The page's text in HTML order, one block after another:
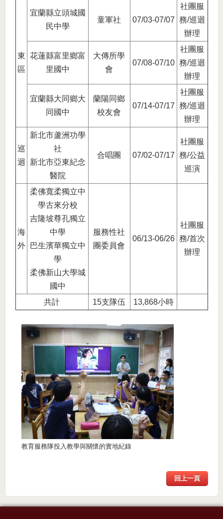
東
區
宜蘭縣立頭城國
民中學
童軍社 07/03-07/07
社團服
務/巡迴
辦理
花蓮縣富里鄉富
里國中
大傳所學
會
07/08-07/10
社團服
務/巡迴
辦理
宜蘭縣大同鄉大
同國中
蘭陽同鄉
校友會
07/14-07/17
社團服
務/巡迴
辦理
巡
迴
新北市蘆洲功學
社
新北市亞東紀念
醫院
合唱團 07/02-07/17
社團服
務/公益
巡演
海
外
柔佛寬柔獨立中
學古來分校
吉隆坡尊孔獨立
中學
巴生濱華獨立中
學
柔佛新山大學城
國中
服務性社
團委員會
06/13-06/26
社團服
務/首次
辦理
共計 15支隊伍 13,868小時
教育服務隊投入教學與關懷的實地紀錄
回上一頁